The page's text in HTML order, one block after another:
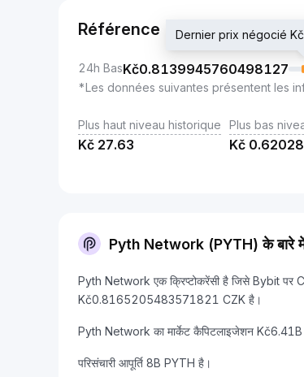
Référence
24h BasKč0.8139945760498127
Dernier prix négocié
*Les données suivantes présentent les
Plus haut niveau historique
Kč 27.63
Plus bas
Kč
Pyth Network (PYTH) के बारे
Pyth Network एक क्रिप्टोकरेंसी है जिसे Bybit पर
Kč0.8165205483571821 CZK है।
Pyth Network का मार्केट कैपिटलाइजेशन
परिसंचारी आपूर्ति 8B PYTH है।